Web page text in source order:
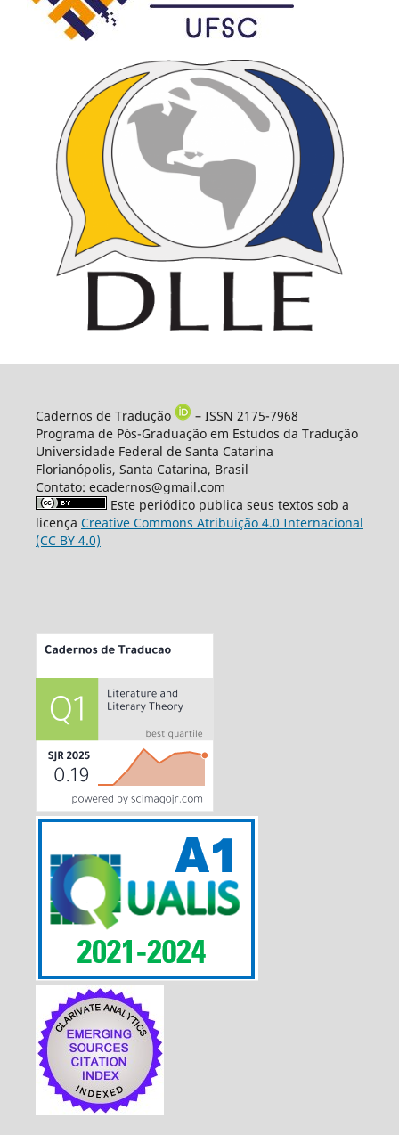
Cadernos de Tradução
– ISSN 2175-7968
Programa de Pós-Graduação em Estudos da Tradução
Universidade Federal de Santa Catarina
Florianópolis, Santa Catarina, Brasil
Contato: ecadernos@gmail.com
Este periódico publica seus textos sob a
licença Creative Commons Atribuição 4.0 Internacional
(CC BY 4.0)